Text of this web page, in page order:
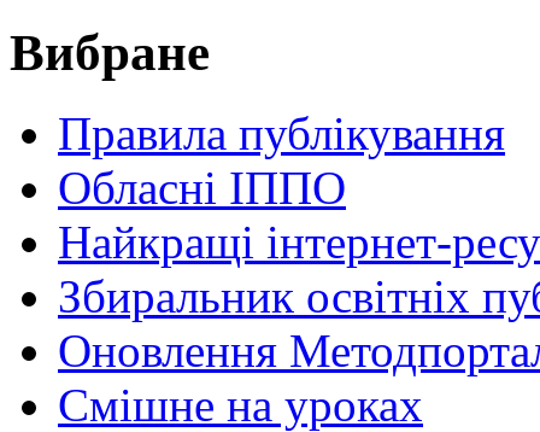
Вибране
Правила публікування
Обласні ІППО
Найкращі інтернет-
Збиральник освітніх
Оновлення
Cмішне на уроках